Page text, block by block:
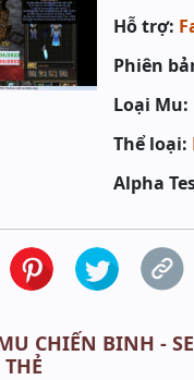
Hỗ trợ:
Phiên
Loại Mu:
Thể loại:
Alpha
CHIẾN BINH -